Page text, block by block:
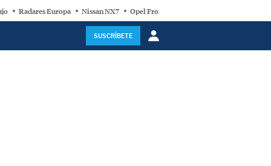
Radares Europa Nissan NX7 Opel Frontera Electric
SUSCRÍBETE